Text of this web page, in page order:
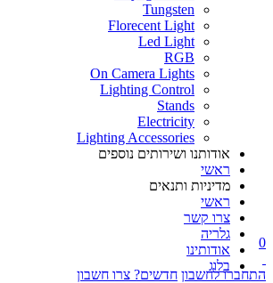
Tungsten
Florecent Light
Led Light
RGB
On Camera Lights
Lighting Control
Stands
Electricity
Lighting Accessories
אודותנו ושירותים נוספים
ראשי
מדיניות ותנאים
ראשי
צרו קשר
גלריה
אודותינו
בלוג
0
התחברו לחשבון חדשים? צרו חשבון